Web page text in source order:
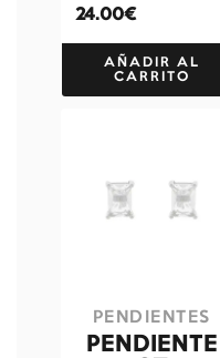
24.00€
AÑADIR AL
CARRITO
PENDIENTES
PENDIENTE